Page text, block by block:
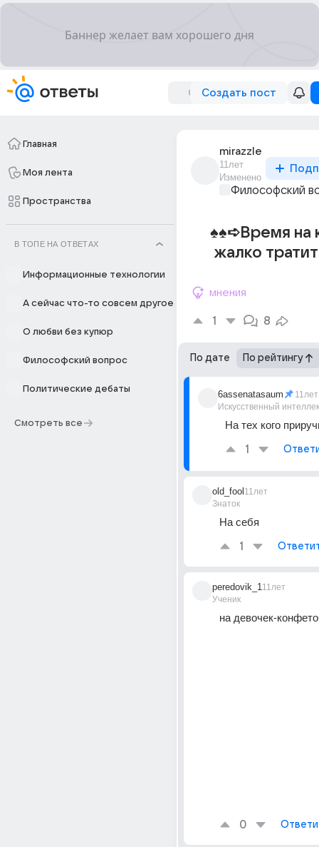
Создать пост
Главная
Моя лента
Пространства
В ТОПЕ НА ОТВЕТАХ
Информационные технологии
А сейчас что-то совсем другое
О любви без купюр
Философский вопрос
Политические дебаты
Смотреть все
mirazzle
11лет
Изменено
Философский
♠♠➪Время на
жалко
мнения
1 8
По дате По рейтингу
6assenatasaum
Искусственный
11лет
На тех кого
1
old_fool
Знаток
11лет
На себя
1
peredovik_1
Ученик
11лет
на девочек-
0